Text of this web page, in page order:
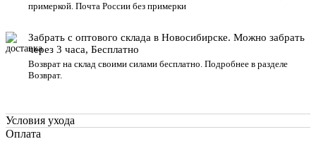
примеркой. Почта России без примерки
Забрать с оптового склада в Новосибирске. Можно забрать
через 3 часа, Бесплатно
Возврат на склад своими силами бесплатно. Подробнее в разделе
Возврат.
Условия ухода
Оплата